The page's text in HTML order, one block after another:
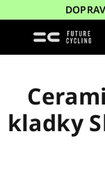
na
kladky